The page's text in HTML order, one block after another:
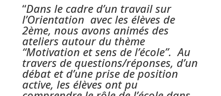
“Dans le cadre d’un travail sur
l’Orientation avec les élèves de
2ème, nous avons animés des
ateliers autour du thème
“Motivation et sens de l’école”. Au
travers de questions/réponses, d’un
débat et d’une prise de position
active, les élèves ont pu